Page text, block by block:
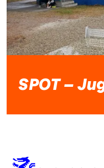
SPOT -